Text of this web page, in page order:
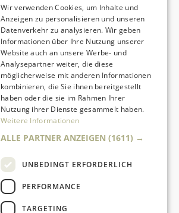
Eine entspannte Atmosphäre trotz
Pubertät?
Wir verwenden Cookies, um Inhalte und
Anzeigen zu personalisieren und unseren
Datenverkehr zu analysieren. Wir geben
Informationen über Ihre Nutzung unserer
Website auch an unsere Werbe- und
Analysepartner weiter, die diese
möglicherweise mit anderen Informationen
kombinieren, die Sie ihnen bereitgestellt
haben oder die sie im Rahmen Ihrer
Nutzung ihrer Dienste gesammelt haben.
Weitere Informationen
ALLE PARTNER ANZEIGEN (1611) →
UNBEDINGT ERFORDERLICH
PERFORMANCE
TARGETING